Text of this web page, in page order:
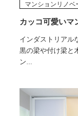
カッコ可愛いマ
インダストリアル
黒の梁や付け梁と
ン...
マンションリノベ